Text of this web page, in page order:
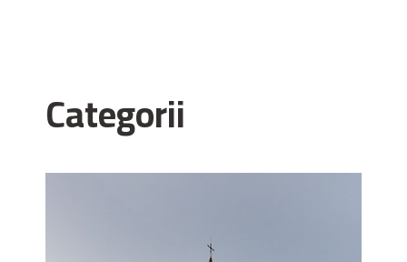
Categorii